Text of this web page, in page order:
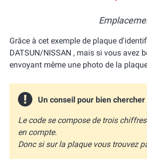
Grâce à cet exemple de plaque
DATSUN/NISSAN , mais si vous avez
envoyant même une photo de la
Un conseil pour bien
Le code se compose de trois
en compte.
Donc si sur la plaque vous trouvez